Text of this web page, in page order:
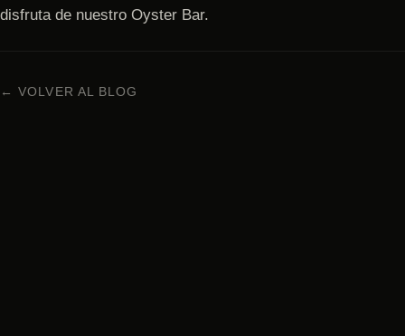
disfruta de nuestro Oyster Bar.
← VOLVER AL BLOG